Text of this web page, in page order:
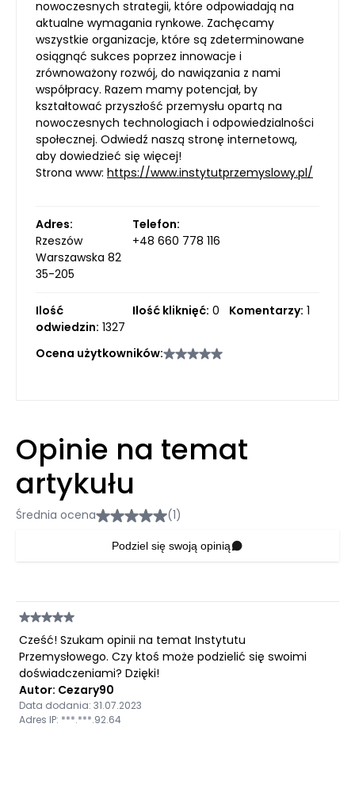
nowoczesnych strategii, które odpowiadają na
aktualne wymagania rynkowe. Zachęcamy
wszystkie organizacje, które są zdeterminowane
osiągnąć sukces poprzez innowacje i
zrównoważony rozwój, do nawiązania z nami
współpracy. Razem mamy potencjał, by
kształtować przyszłość przemysłu opartą na
nowoczesnych technologiach i odpowiedzialności
społecznej. Odwiedź naszą stronę internetową,
aby dowiedzieć się więcej!
Strona www: https://www.instytutprzemyslowy.pl/
Adres:
Rzeszów
Warszawska 82
35-205
Telefon:
+48 660 778 116
Ilość
odwiedzin: 1327
Ilość kliknięć: 0 Komentarzy: 1
Ocena użytkowników:
Opinie na temat
artykułu
Średnia ocena (1)
Podziel się swoją opinią
Cześć! Szukam opinii na temat Instytutu
Przemysłowego. Czy ktoś może podzielić się swoimi
doświadczeniami? Dzięki!
Autor: Cezary90
Data dodania: 31.07.2023
Adres IP: ***.***.92.64